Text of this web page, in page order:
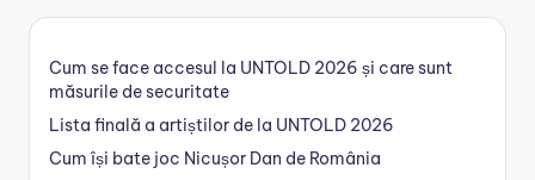
Cum se face accesul la UNTOLD 2026 și care sunt
măsurile de securitate
Lista finală a artiștilor de la UNTOLD 2026
Cum își bate joc Nicușor Dan de România